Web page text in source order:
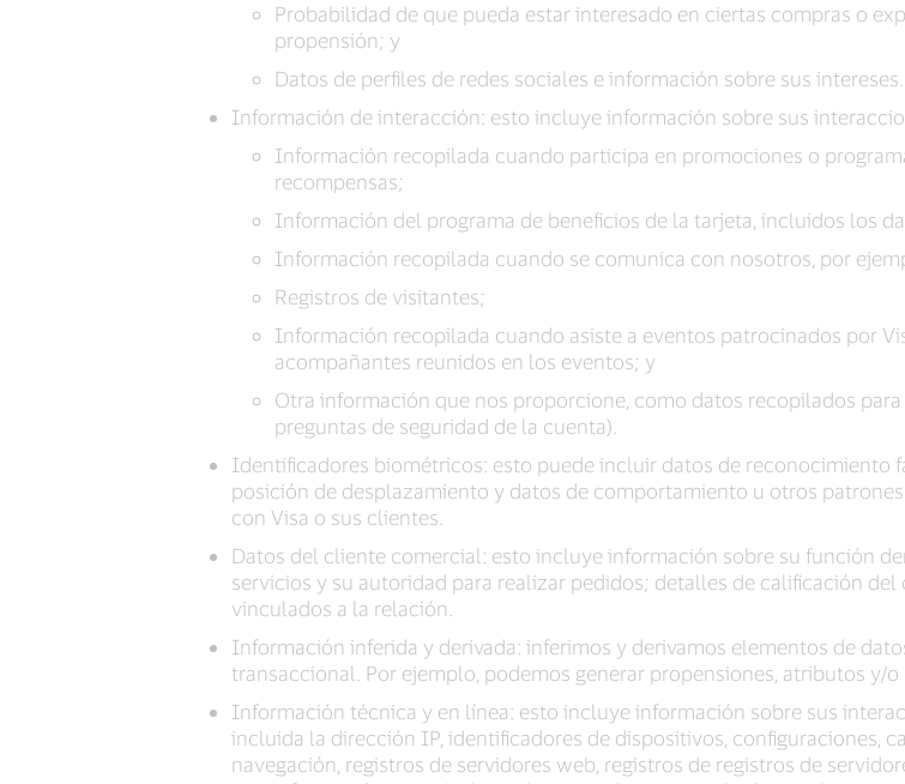
Probabilidad de que pueda estar interesado en ciertas compras o
propensión; y
Datos de perfiles de redes sociales e información sobre sus intereses.
Información de interacción: esto incluye información sobre sus
Información recopilada cuando participa en promociones o
recompensas;
Información del programa de beneficios de la tarjeta, incluidos los
Información recopilada cuando se comunica con nosotros, por
Registros de visitantes;
Información recopilada cuando asiste a eventos patrocinados por
acompañantes reunidos en los eventos; y
Otra información que nos proporcione, como datos recopilados
preguntas de seguridad de la cuenta).
Identificadores biométricos: esto puede incluir datos de reconocimiento
posición de desplazamiento y datos de comportamiento u otros
con Visa o sus clientes.
Datos del cliente comercial: esto incluye información sobre su función
servicios y su autoridad para realizar pedidos; detalles de calificación
vinculados a la relación.
Información inferida y derivada: inferimos y derivamos elementos de
transaccional. Por ejemplo, podemos generar propensiones, atributos y/
Información técnica y en línea: esto incluye información sobre sus
incluida la dirección IP, identificadores de dispositivos, configuraciones,
navegación, registros de servidores web, registros de registros de